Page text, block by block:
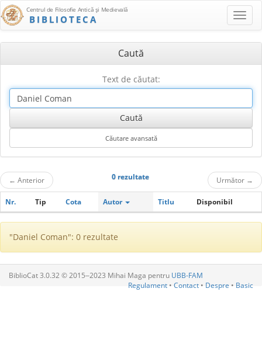
Centrul de Filosofie Antică şi Medievală
BIBLIOTECA
Caută
Text de căutat:
← Anterior 0 rezultate Următor →
Nr. Tip Cota Autor Titlu Disponibil
"Daniel Coman": 0 rezultate
BiblioCat 3.0.32 © 2015‒2023 Mihai Maga pentru UBB-FAM
Regulament • Contact • Despre • Basic